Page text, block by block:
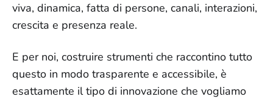
viva, dinamica, fatta di persone, canali, interazioni,
crescita e presenza reale.
E per noi, costruire strumenti che raccontino tutto
questo in modo trasparente e accessibile, è
esattamente il tipo di innovazione che vogliamo